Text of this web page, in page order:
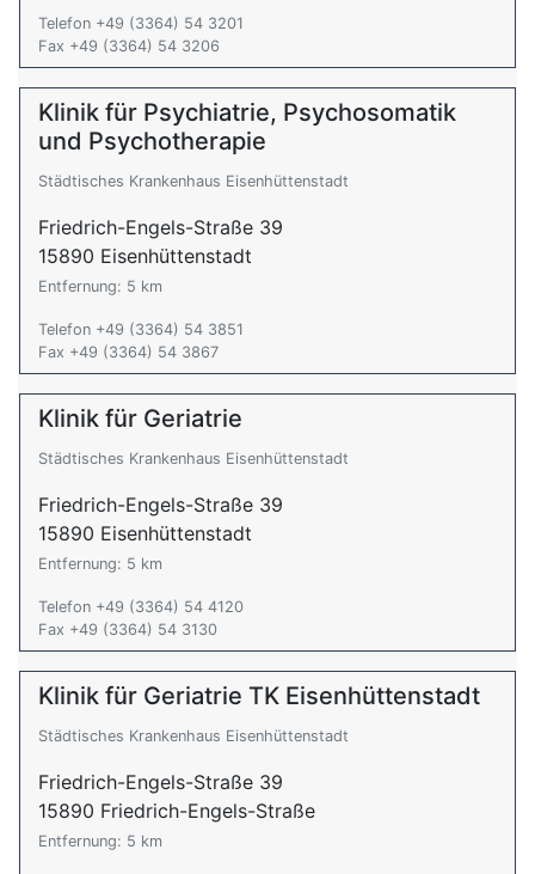
Telefon +49 (3364) 54 3201
Fax +49 (3364) 54 3206
Klinik für Psychiatrie, Psychosomatik
und Psychotherapie
Städtisches Krankenhaus Eisenhüttenstadt
Friedrich-Engels-Straße 39
15890 Eisenhüttenstadt
Entfernung: 5 km
Telefon +49 (3364) 54 3851
Fax +49 (3364) 54 3867
Klinik für Geriatrie
Städtisches Krankenhaus Eisenhüttenstadt
Friedrich-Engels-Straße 39
15890 Eisenhüttenstadt
Entfernung: 5 km
Telefon +49 (3364) 54 4120
Fax +49 (3364) 54 3130
Klinik für Geriatrie TK Eisenhüttenstadt
Städtisches Krankenhaus Eisenhüttenstadt
Friedrich-Engels-Straße 39
15890 Friedrich-Engels-Straße
Entfernung: 5 km